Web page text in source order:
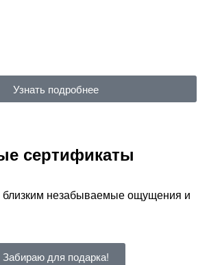
Узнать подробнее
сертификаты
близким незабываемые ощущения и
Забираю для подарка!